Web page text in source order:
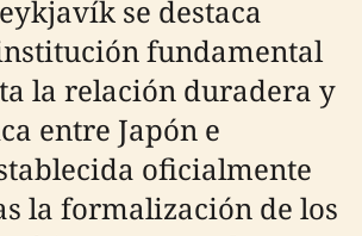
se destaca
fundamental
la relación duradera y
entre Japón e
oficialmente
la formalización de los